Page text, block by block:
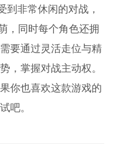
到非常休闲的对战，
，同时每个角色还拥
要通过灵活走位与精
，掌握对战主动权。
你也喜欢这款游戏的
吧。